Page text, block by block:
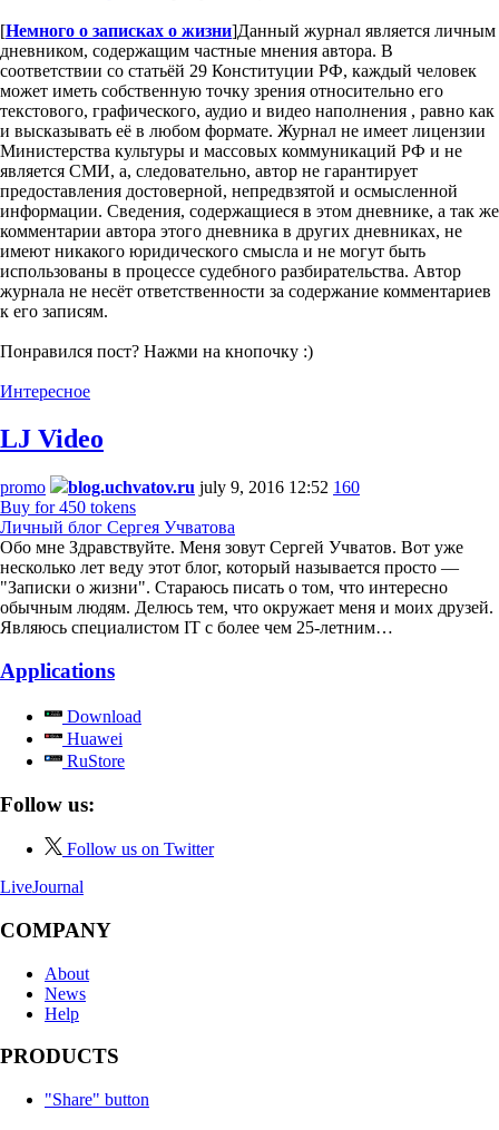
[Немного о записках о жизни]Данный журнал является личным
дневником, содержащим частные мнения автора. В
соответствии со статьёй 29 Конституции РФ, каждый человек
может иметь собственную точку зрения относительно его
текстового, графического, аудио и видео наполнения , равно как
и высказывать её в любом формате. Журнал не имеет лицензии
Министерства культуры и массовых коммуникаций РФ и не
является СМИ, а, следовательно, автор не гарантирует
предоставления достоверной, непредвзятой и осмысленной
информации. Сведения, содержащиеся в этом дневнике, а так же
комментарии автора этого дневника в других дневниках, не
имеют никакого юридического смысла и не могут быть
использованы в процессе судебного разбирательства. Автор
журнала не несёт ответственности за содержание комментариев
к его записям.
Понравился пост? Нажми на кнопочку :)
Интересное
LJ Video
promo blog.uchvatov.ru july 9, 2016 12:52 160
Buy for 450 tokens
Личный блог Сергея Учватова
Обо мне Здравствуйте. Меня зовут Сергей Учватов. Вот уже
несколько лет веду этот блог, который называется просто —
"Записки о жизни". Стараюсь писать о том, что интересно
обычным людям. Делюсь тем, что окружает меня и моих друзей.
Являюсь специалистом IT с более чем 25-летним…
Applications
Download
Huawei
RuStore
Follow us:
Follow us on Twitter
LiveJournal
COMPANY
About
News
Help
PRODUCTS
"Share" button